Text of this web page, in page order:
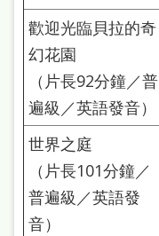
歡迎光臨貝拉的奇
幻花園
（片長92分鐘／普
遍級／英語發音）
世界之庭
（片長101分鐘／
普遍級／英語發
音）